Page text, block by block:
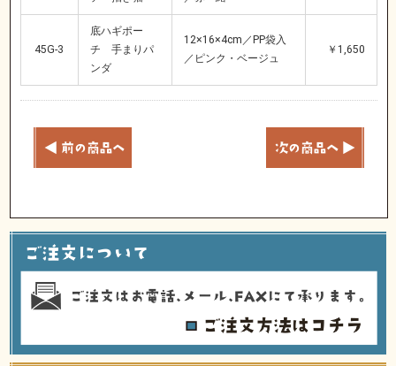
45G-3
底ハギポー
チ 手まりパ
ンダ
12×16×4cm／PP袋入
／ピンク・ベージュ
￥1,650